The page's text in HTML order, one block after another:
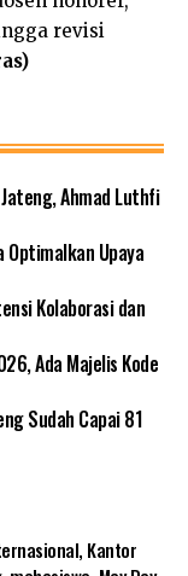
revisi
Ahmad Luthfi
Optimalkan Upaya
Kolaborasi dan
Ada Majelis Kode
Sudah Capai 81
, Kantor